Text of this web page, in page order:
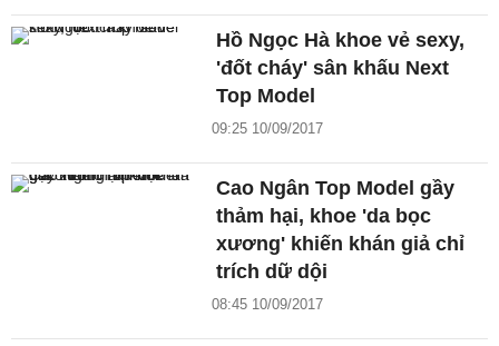
Hồ Ngọc Hà khoe vẻ sexy,
'đốt cháy' sân khấu Next
Top Model
09:25 10/09/2017
Cao Ngân Top Model gầy
thảm hại, khoe 'da bọc
xương' khiến khán giả chỉ
trích dữ dội
08:45 10/09/2017